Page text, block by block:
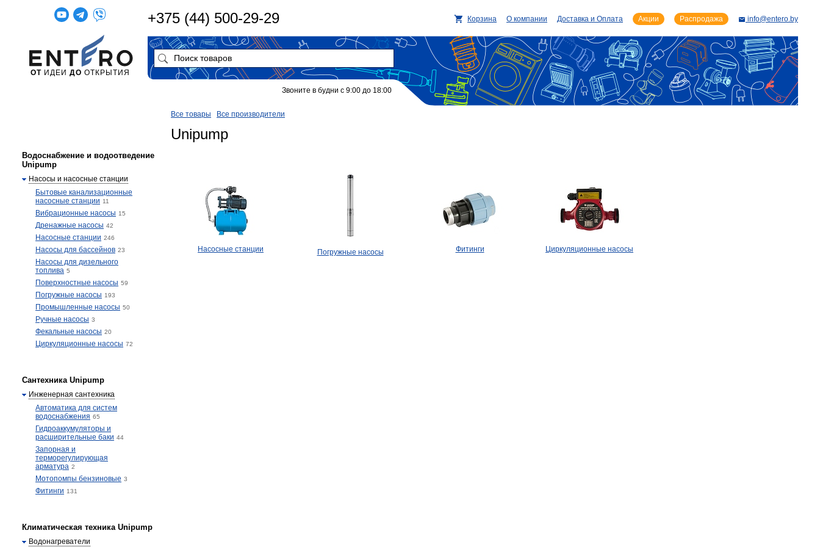
Все товары Все производители
Unipump
Насосные станции Погружные насосы Фитинги Циркуляционные насосы
Водоснабжение и водоотведение
Unipump
Насосы и насосные станции
Бытовые канализационные
насосные станции 11
Вибрационные насосы 15
Дренажные насосы 42
Насосные станции 246
Насосы для бассейнов 23
Насосы для дизельного
топлива 5
Поверхностные насосы 59
Погружные насосы 193
Промышленные насосы 50
Ручные насосы 3
Фекальные насосы 20
Циркуляционные насосы 72
Сантехника Unipump
Инженерная сантехника
Автоматика для систем
водоснабжения 65
Гидроаккумуляторы и
расширительные баки 44
Запорная и
терморегулирующая
арматура 2
Мотопомпы бензиновые 3
Фитинги 131
Климатическая техника Unipump
Водонагреватели
ОТ ИДЕИ ДО ОТКРЫТИЯ
+375 (44) 500-29-29 Корзина О компании Доставка и Оплата Акции Распродажа info@entero.by
Звоните в будни с 9:00 до 18:00